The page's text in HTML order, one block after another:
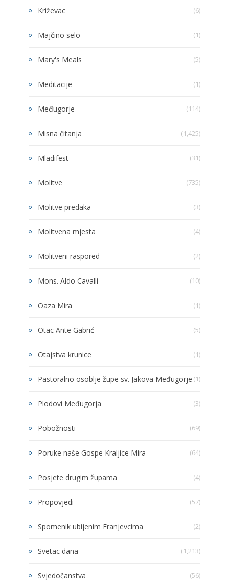
Križevac (6)
Majčino selo (1)
Mary's Meals (5)
Meditacije (1)
Međugorje (114)
Misna čitanja (1,425)
Mladifest (31)
Molitve (735)
Molitve predaka (3)
Molitvena mjesta (4)
Molitveni raspored (2)
Mons. Aldo Cavalli (10)
Oaza Mira (1)
Otac Ante Gabrić (5)
Otajstva krunice (1)
Pastoralno osoblje župe sv. Jakova Međugorje (1)
Plodovi Međugorja (3)
Pobožnosti (69)
Poruke naše Gospe Kraljice Mira (64)
Posjete drugim župama (4)
Propovjedi (57)
Spomenik ubijenim Franjevcima (2)
Svetac dana (1,213)
Svjedočanstva (56)